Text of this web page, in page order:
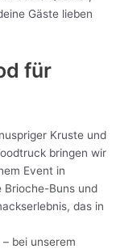
Gäste lieben
für
Kruste und
bringen wir
Event in
Brioche-Buns und
das in
bei unserem